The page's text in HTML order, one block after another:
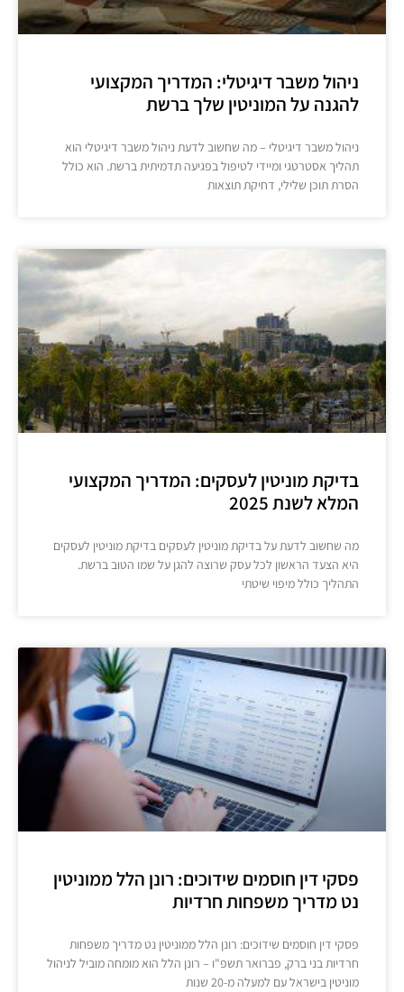
ניהול משבר דיגיטלי: המדריך המקצועי
להגנה על המוניטין שלך ברשת
ניהול משבר דיגיטלי – מה שחשוב לדעת ניהול משבר דיגיטלי הוא
תהליך אסטרטגי ומיידי לטיפול בפגיעה תדמיתית ברשת. הוא כולל
הסרת תוכן שלילי, דחיקת תוצאות
בדיקת מוניטין לעסקים: המדריך המקצועי
המלא לשנת 2025
מה שחשוב לדעת על בדיקת מוניטין לעסקים בדיקת מוניטין לעסקים
היא הצעד הראשון לכל עסק שרוצה להגן על שמו הטוב ברשת.
התהליך כולל מיפוי שיטתי
פסקי דין חוסמים שידוכים: רונן הלל ממוניטין
נט מדריך משפחות חרדיות
פסקי דין חוסמים שידוכים: רונן הלל ממוניטין נט מדריך משפחות
חרדיות בני ברק, פברואר תשפ"ו – רונן הלל הוא מומחה מוביל לניהול
מוניטין בישראל עם למעלה מ-20 שנות